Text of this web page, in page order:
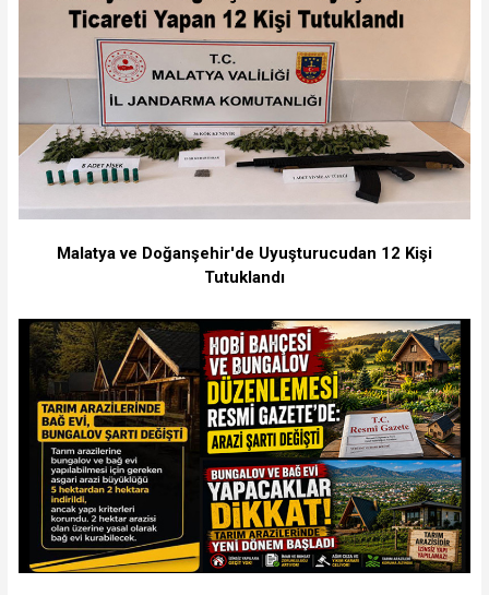
Malatya ve Doğanşehir'de Uyuşturucudan 12 Kişi
Tutuklandı